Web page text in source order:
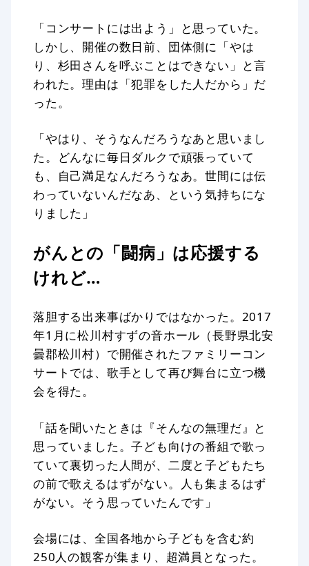
「コンサートには出よう」と思っていた。
しかし、開催の数日前、団体側に「やは
り、杉田さんを呼ぶことはできない」と言
われた。理由は「犯罪をした人だから」だ
った。
「やはり、そうなんだろうなあと思いまし
た。どんなに毎日ダルクで頑張っていて
も、自己満足なんだろうなあ。世間には伝
わっていないんだなあ、という気持ちにな
りました」
がんとの「闘病」は応援する
けれど…
落胆する出来事ばかりではなかった。2017
年1月に松川村すずの音ホール（長野県北安
曇郡松川村）で開催されたファミリーコン
サートでは、歌手として再び舞台に立つ機
会を得た。
「話を聞いたときは『そんなの無理だ』と
思っていました。子ども向けの番組で歌っ
ていて裏切った人間が、二度と子どもたち
の前で歌えるはずがない。人も集まるはず
がない。そう思っていたんです」
会場には、全国各地から子どもを含む約
250人の観客が集まり、超満員となった。